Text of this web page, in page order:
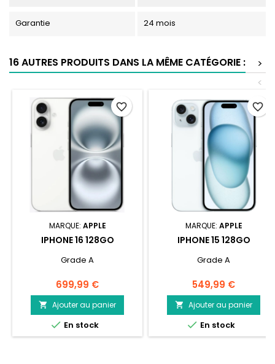
Garantie 24 mois
16 AUTRES PRODUITS DANS LA MÊME CATÉGORIE :
>
<
MARQUE: APPLE
IPHONE 16 128GO
Grade A
Prix
699,99 €
 Ajouter au panier
 En stock
favorite_border
MARQUE: APPLE
IPHONE 15 128GO
Grade A
Prix
549,99 €
 Ajouter au panier
 En stock
favorite_border